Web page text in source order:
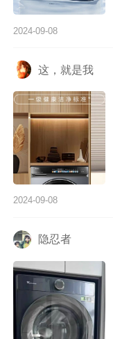
2024-09-08
这，就是我
2024-09-08
隐忍者